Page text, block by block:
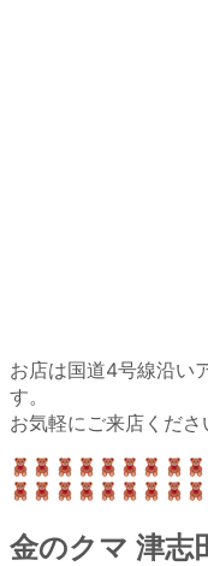
お店は国道4号線沿い
す。
お気軽にご来店くださ
金のクマ 津志